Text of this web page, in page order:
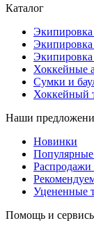
Каталог
Экипировка
Экипировка
Экипировка
Хоккейные
Сумки и
Хоккейный
Наши
Новинки
Распродажи
Уцененные
Помощь и